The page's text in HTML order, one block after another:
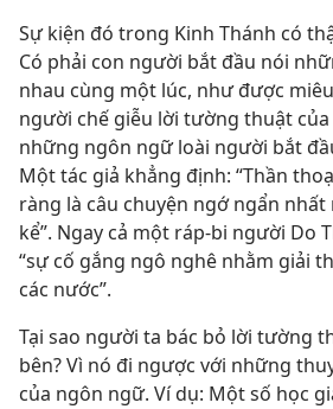
Sự kiện đó trong Kinh Thánh có
Có phải con người bắt đầu nói
nhau cùng một lúc, như được
người chế giễu lời tường thuật của
những ngôn ngữ loài người bắt
Một tác giả khẳng định: “Thần
ràng là câu chuyện ngớ ngẩn
kể”. Ngay cả một ráp-bi người Do
“sự cố gắng ngô nghê nhằm giải
các nước”.
Tại sao người ta bác bỏ lời tường
bên? Vì nó đi ngược với những
của ngôn ngữ. Ví dụ: Một số học